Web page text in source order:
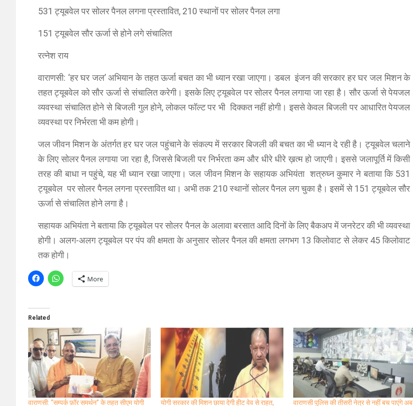
531 ट्यूबवेल पर सोलर पैनल लगना प्रस्तावित, 210 स्थानों पर सोलर पैनल लगा
151 ट्यूबवेल सौर ऊर्जा से होने लगे संचालित
रत्नेश राय
वाराणसी: ‘हर घर जल’ अभियान के तहत ऊर्जा बचत का भी ध्यान रखा जाएगा। डबल इंजन की सरकार हर घर जल मिशन के
तहत ट्यूबवेल को सौर ऊर्जा से संचालित करेगी। इसके लिए ट्यूबवेल पर सोलर पैनल लगाया जा रहा है। सौर ऊर्जा से पेयजल
व्यवस्था संचालित होने से बिजली गुल होने, लोकल फॉल्ट पर भी दिक्कत नहीं होगी। इससे केवल बिजली पर आधारित पेयजल
व्यवस्था पर निर्भरता भी कम होगी।
जल जीवन मिशन के अंतर्गत हर घर जल पहुंचाने के संकल्प में सरकार बिजली की बचत का भी ध्यान दे रही है। ट्यूबवेल चलाने
के लिए सोलर पैनल लगाया जा रहा है, जिससे बिजली पर निर्भरता कम और धीरे धीरे ख़त्म हो जाएगी। इससे जलापूर्ति में किसी
तरह की बाधा न पहुंचे, यह भी ध्यान रखा जाएगा। जल जीवन मिशन के सहायक अभियंता शत्रुघ्न कुमार ने बताया कि 531
ट्यूबवेल पर सोलर पैनल लगना प्रस्तावित था। अभी तक 210 स्थानों सोलर पैनल लग चुका है। इसमें से 151 ट्यूबवेल सौर
ऊर्जा से संचालित होने लगा है।
सहायक अभियंता ने बताया कि ट्यूबवेल पर सोलर पैनल के अलावा बरसात आदि दिनों के लिए बैकअप में जनरेटर की भी व्यवस्था
होगी। अलग-अलग ट्यूबवेल पर पंप की क्षमता के अनुसार सोलर पैनल की क्षमता लगभग 13 किलोवाट से लेकर 45 किलोवाट
तक होगी।
More
Related
वाराणसी: “सम्पर्क फ़ॉर समर्थन” के तहत सीएम योगी
योगी सरकार की मिशन छाया देगी हीट वेव से राहत,
वाराणसी पुलिस की तीसरी नेत्र से नहीं बच पाएंगे अब